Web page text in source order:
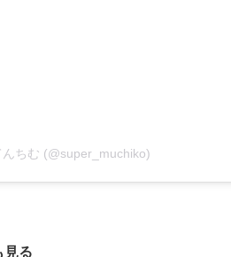
ちむ (@super_muchiko)
見る